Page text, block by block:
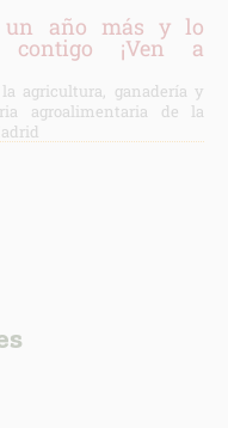
un año más y lo
contigo ¡Ven a
agricultura, ganadería y
agroalimentaria de la